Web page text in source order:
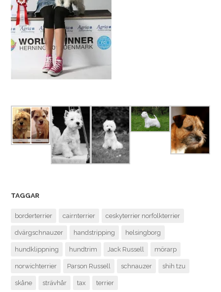
TAGGAR
borderterrier cairnterrier ceskyterrier norfolkterrier
dvärgschnauzer handstripping helsingborg
hundklippning hundtrim Jack Russell mörarp
norwichterrier Parson Russell schnauzer shih tzu
skåne strävhår tax terrier